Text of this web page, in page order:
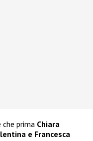
prima Chiara
e Francesca